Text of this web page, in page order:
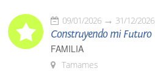
09/01/2026 31/12/2026
Construyendo mi Futuro
FAMILIA
Tamames